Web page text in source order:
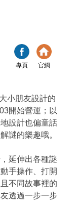
專頁 官網
小朋友設計的
開始營運；以
設計也偏童話
謎的樂趣哦。
延伸出各種謎
手操作、打開
不同故事裡的
透過一步一步